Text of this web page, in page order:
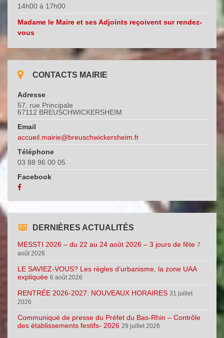
14h00 à 17h00
Madame le Maire et ses Adjoints reçoivent sur rendez-
vous
CONTACTS MAIRIE
Adresse
57, rue Principale
67112 BREUSCHWICKERSHEIM
Email
accueil.mairie@breuschwickersheim.fr
Téléphone
03 88 96 00 05
Facebook
DERNIÈRES ACTUALITÉS
MESSTI 2026 – du 22 au 24 août 2026 – 3 jours de fête 7
août 2026
LE SAVIEZ-VOUS? Les règles d’urbanisme, la zone UAA
expliquée 6 août 2026
RENTRÉE 2026-2027: NOUVEAUX HORAIRES 31 juillet
2026
Communiqué de presse du Préfet du Bas-Rhin – Contrôle
des établissements festifs- 2026 29 juillet 2026